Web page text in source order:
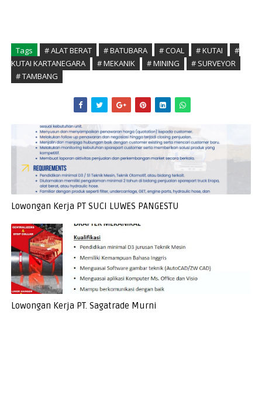
Tags # ALAT BERAT # BATUBARA # COAL # KUTAI
#
KUTAI KARTANEGARA
# MEKANIK # MINING
# SURVEYOR
# TAMBANG
Lowongan Kerja PT SUCI LUWES PANGESTU
Lowongan Kerja PT. Sagatrade Murni